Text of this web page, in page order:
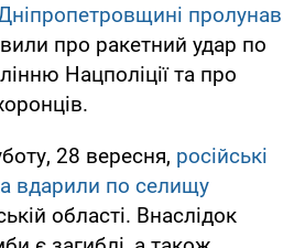
пролунав
про ракетний удар по
Нацполіції та про
28 вересня, російські
вдарили по селищу
області. Внаслідок